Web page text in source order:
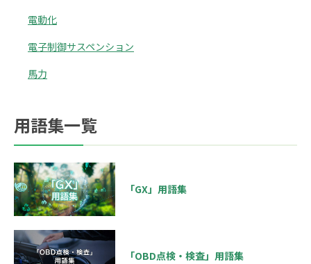
電動化
電子制御サスペンション
馬力
用語集一覧
「GX」用語集
「OBD点検・検査」用語集